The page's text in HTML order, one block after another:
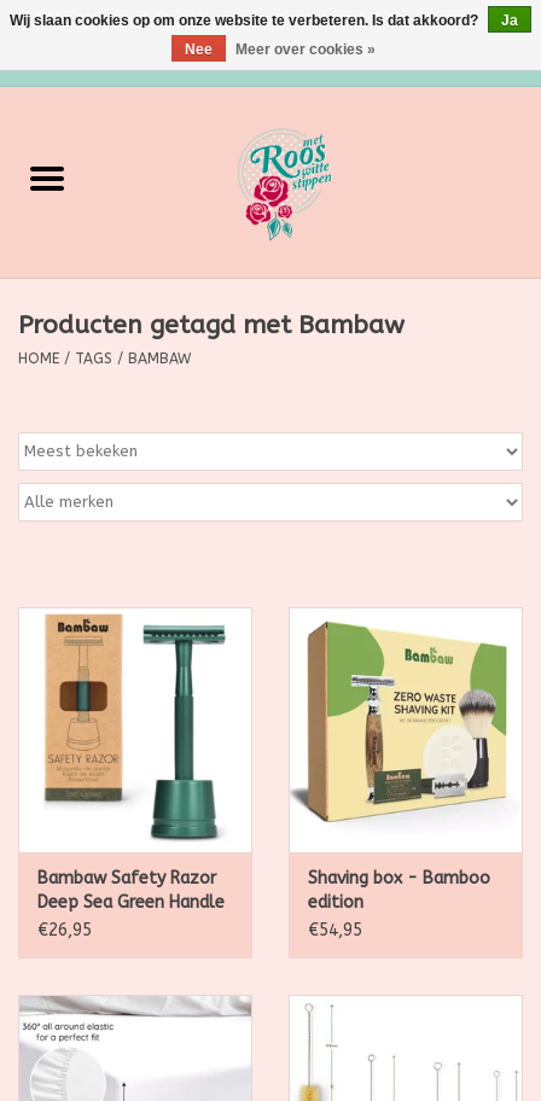
Verzorging
Grimeermateriaal
Huishoudartikelen
Ditjes & Datjes
Belgisch
Workshops
Producten getagd met Bambaw
HOME / TAGS / BAMBAW
Bambaw Safety Razor
Deep Sea Green Handle
met sokkel
€26,95
Shaving box - Bamboo
edition
€54,95
Wij slaan cookies op om onze website te verbeteren. Is dat akkoord?
Ja
Nee
Meer over cookies »